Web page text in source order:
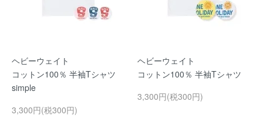
ヘビーウェイト
コットン100％ 半袖Tシャツ
simple
3,300円(税300円)
ヘビーウェイト
コットン100％ 半袖Tシャツ
3,300円(税300円)